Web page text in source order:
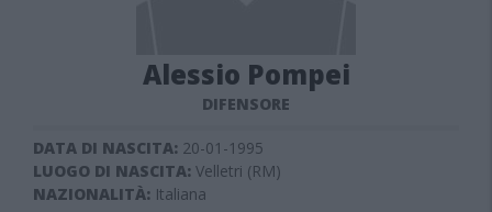
Alessio Pompei
DIFENSORE
DATA DI NASCITA: 20-01-1995
LUOGO DI NASCITA: Velletri (RM)
NAZIONALITÀ: Italiana